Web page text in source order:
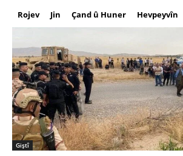
Rojev Jin Çand û Huner Hevpeyvîn
Giştî